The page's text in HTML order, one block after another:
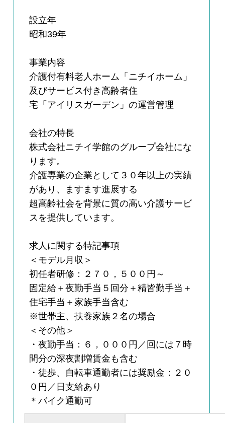
設立年
昭和39年
事業内容
介護付有料老人ホーム「ニチイホーム」
及びサービス付き高齢者住
宅「アイリスガーデン」の運営管理
会社の特長
株式会社ニチイ学館のグループ会社にな
ります。
介護専業の企業として３０年以上の実績
があり、ますます進展する
超高齢社会を背景に質の高い介護サービ
スを提供しています。
求人に関する特記事項
＜モデル月収＞
初任者研修：２７０，５００円～
固定給＋夜勤手当５回分＋精皆勤手当＋
住宅手当＋家族手当含む
※世帯主、扶養家族２名の場合
＜その他＞
・夜勤手当：６，０００円／回には７時
間分の深夜割増賃金も含む
・徒歩、自転車通勤者には奨励金：２０
０円／日支給あり
＊バイク通勤可